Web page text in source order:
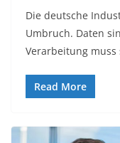
Die deutsche
Umbruch. Daten
Verarbeitung
Read More